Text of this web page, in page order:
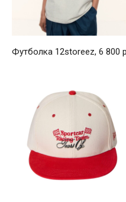
Футболка 12storeez, 6 800